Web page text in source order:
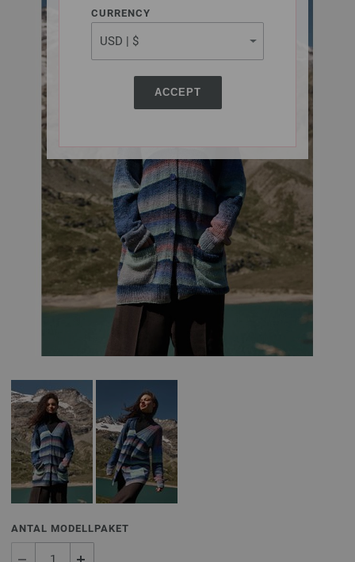
CURRENCY
ACCEPT
ANTAL MODELLPAKET